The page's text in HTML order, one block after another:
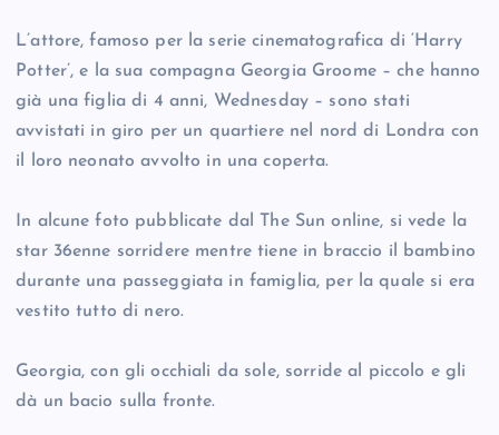
L’attore, famoso per la serie cinematografica di ‘Harry
Potter’, e la sua compagna Georgia Groome – che hanno
già una figlia di 4 anni, Wednesday – sono stati
avvistati in giro per un quartiere nel nord di Londra con
il loro neonato avvolto in una coperta.
In alcune foto pubblicate dal The Sun online, si vede la
star 36enne sorridere mentre tiene in braccio il bambino
durante una passeggiata in famiglia, per la quale si era
vestito tutto di nero.
Georgia, con gli occhiali da sole, sorride al piccolo e gli
dà un bacio sulla fronte.